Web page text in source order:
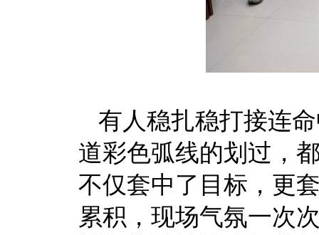
有人稳扎稳打接连
道彩色弧线的划过，
不仅套中了目标，更
累积，现场气氛一次